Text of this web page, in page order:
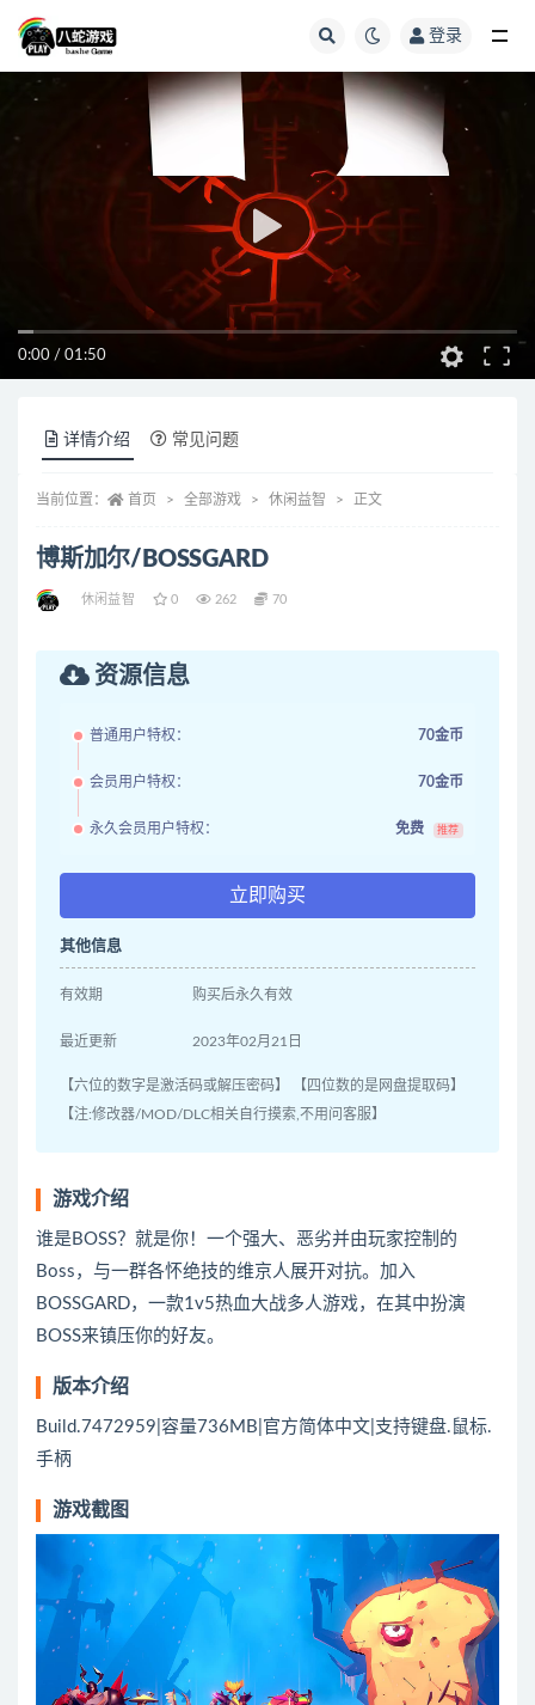
登录
0:00 / 01:50
详情介绍 常见问题
当前位置： 首页 全部游戏 休闲益智 正文
博斯加尔/BOSSGARD
休闲益智 0 262 70
资源信息
普通用户特权： 70金币
会员用户特权： 70金币
永久会员用户特权： 免费 推荐
立即购买
其他信息
有效期 购买后永久有效
最近更新 2023年02月21日
【六位的数字是激活码或解压密码】 【四位数的是网盘提取码】
【注:修改器/MOD/DLC相关自行摸索,不用问客服】
游戏介绍
谁是BOSS？就是你！一个强大、恶劣并由玩家控制的
Boss，与一群各怀绝技的维京人展开对抗。加入
BOSSGARD，一款1v5热血大战多人游戏，在其中扮演
BOSS来镇压你的好友。
版本介绍
Build.7472959|容量736MB|官方简体中文|支持键盘.鼠标.
手柄
游戏截图